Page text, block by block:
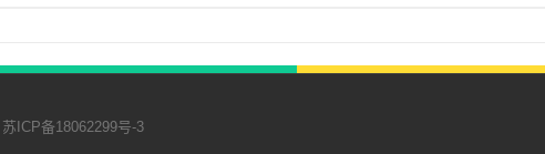
苏ICP备18062299号-3